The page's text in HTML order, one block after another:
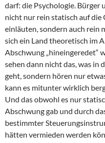
darf: die Psychologie. Bürger
nicht nur rein statisch auf die
einläuten, sondern auch rein
sich ein Land theoretisch im
Abschwung „hineingeredet“
sehen dann nicht das, was in
geht, sondern hören nur
kann es mitunter wirklich
Und das obwohl es nur
Abschwung gab und durch
bestimmter
hätten vermieden werden